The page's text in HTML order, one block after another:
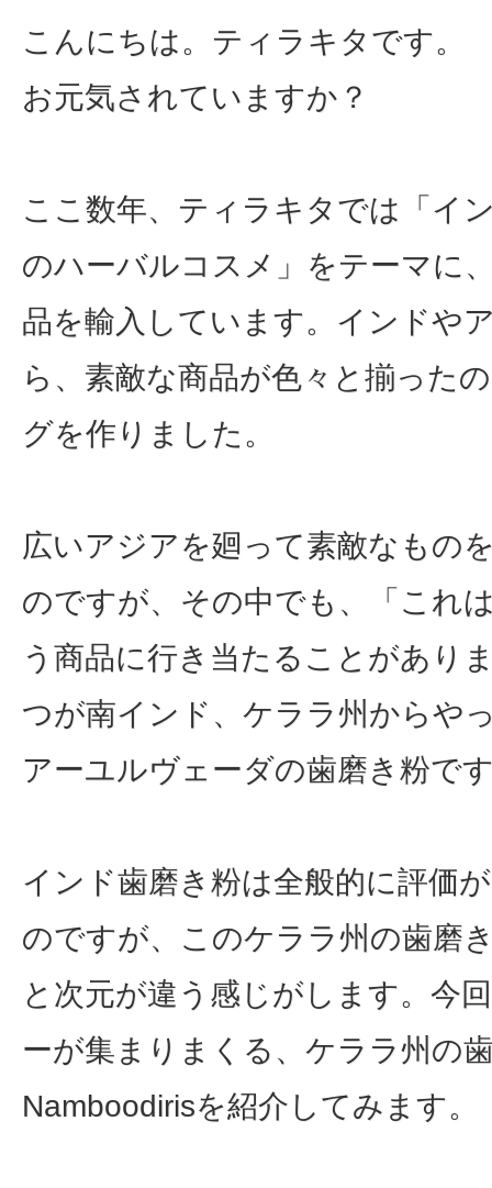
こんにちは。ティラキタです。
お元気されていますか？
ここ数年、ティラキタでは「イ
のハーバルコスメ」をテーマに
品を輸入しています。インドや
ら、素敵な商品が色々と揃った
グを作りました。
広いアジアを廻って素敵なもの
のですが、その中でも、「これ
う商品に行き当たることがあり
つが南インド、ケララ州からや
アーユルヴェーダの歯磨き粉で
インド歯磨き粉は全般的に評価
のですが、このケララ州の歯磨
と次元が違う感じがします。今
ーが集まりまくる、ケララ州の
Namboodirisを紹介してみます。